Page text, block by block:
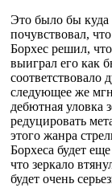
Это было бы куда
почувствовал,
Борхес решил,
выиграл его как
соответствовало
следующее же
дебютная уловка
редуцировать
этого жанра
Борхеса будет
что зеркало
будет очень